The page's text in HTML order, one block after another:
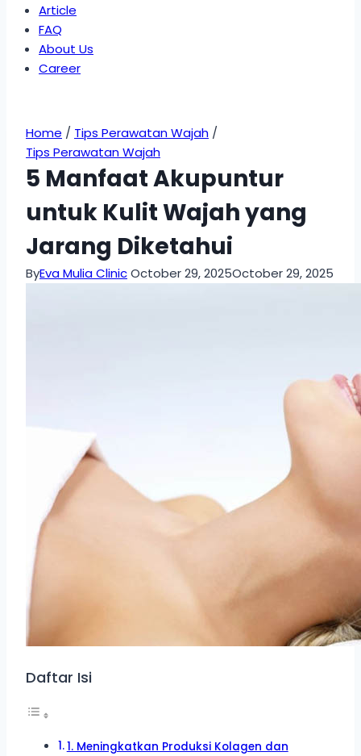
Article
FAQ
About Us
Career
Home / Tips Perawatan Wajah /
Tips Perawatan Wajah
5 Manfaat Akupuntur
untuk Kulit Wajah yang
Jarang Diketahui
ByEva Mulia ClinicOctober 29, 2025October 29, 2025
Daftar Isi
1. Meningkatkan Produksi Kolagen dan